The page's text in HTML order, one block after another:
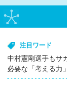
注目ワード
中村憲剛選手もサ
必要な「考える力